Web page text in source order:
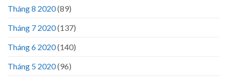
Tháng 8 2020(89)
Tháng 7 2020(137)
Tháng 6 2020(140)
Tháng 5 2020(96)